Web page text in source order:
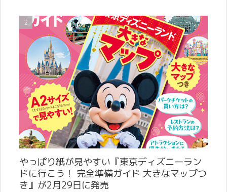
やっぱり紙が見やすい『東京ディズニーラン
ドに行こう！ 完全準備ガイド 大きなマップつ
き』が2月29日に発売